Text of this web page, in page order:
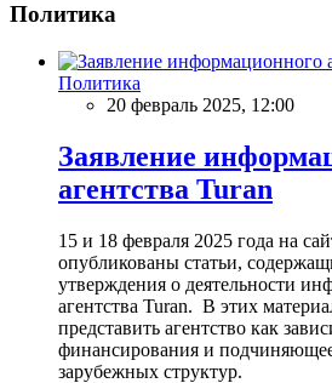
Политика
Политика
20 февраль 2025, 12:00
Заявление
агентства Turan
15 и 18 февраля 2025 года на
опубликованы статьи,
утверждения о деятельности
агентства Turan. В этих
представить агентство как
финансирования и
зарубежных структур.